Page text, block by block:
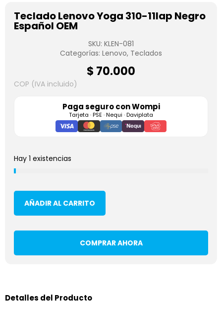
Teclado Lenovo Yoga 310-11Iap Negro
Español OEM
SKU: KLEN-081
Categorías: Lenovo, Teclados
$ 70.000
COP (IVA incluido)
Paga seguro conWompi
Tarjeta · PSE · Nequi · Daviplata
Hay 1 existencias
AÑADIR AL CARRITO
COMPRAR AHORA
Detalles del Producto